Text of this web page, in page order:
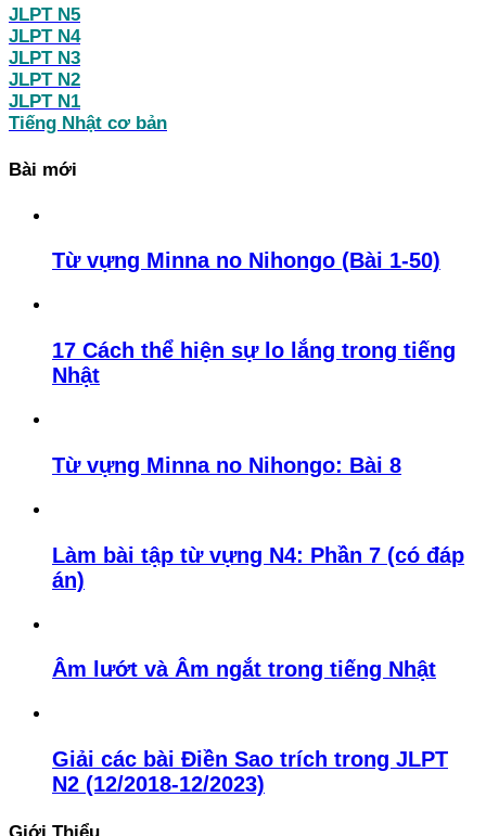
JLPT N5
JLPT N4
JLPT N3
JLPT N2
JLPT N1
Tiếng Nhật cơ bản
Bài mới
Từ vựng Minna no Nihongo (Bài 1-50)
17 Cách thể hiện sự lo lắng trong tiếng
Nhật
Từ vựng Minna no Nihongo: Bài 8
Làm bài tập từ vựng N4: Phần 7 (có đáp
án)
Âm lướt và Âm ngắt trong tiếng Nhật
Giải các bài Điền Sao trích trong JLPT
N2 (12/2018-12/2023)